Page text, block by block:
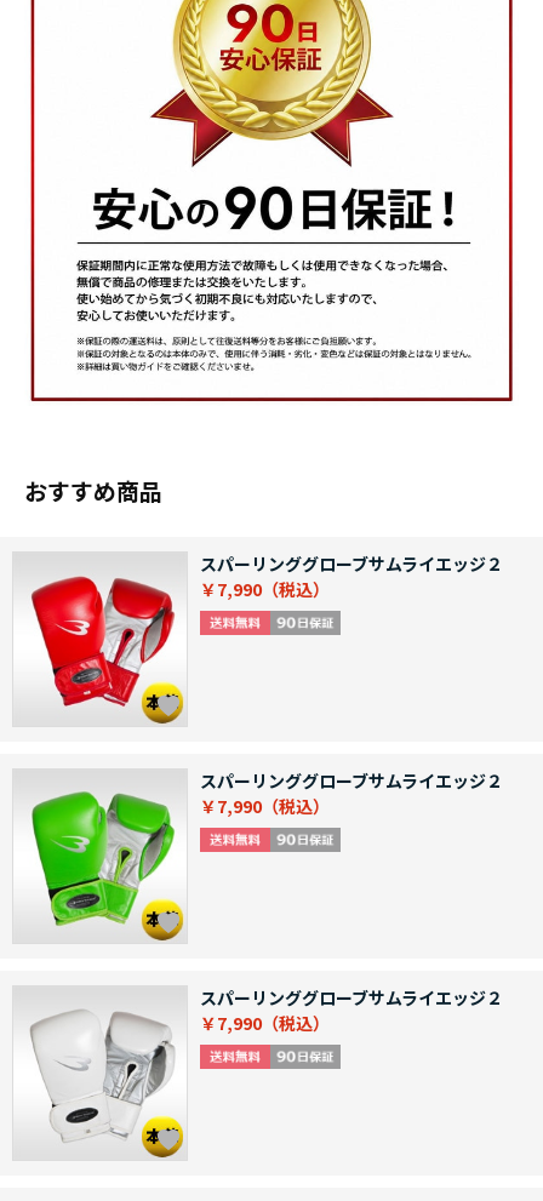
おすすめ商品
スパーリンググローブサムライエッジ２
￥7,990
スパーリンググローブサムライエッジ２
￥7,990
スパーリンググローブサムライエッジ２
￥7,990